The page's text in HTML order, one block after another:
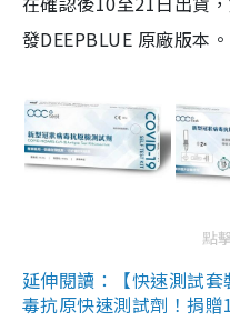
發DEEPBLUE 原廠版本。
點
延伸閱讀：【快速測試
毒抗原快速測試劑！捐